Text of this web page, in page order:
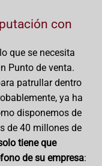
con
que se necesita
Punto de venta.
patrullar dentro
ya ha
disponemos de
de 40 millones de
tiene que
de su empresa: